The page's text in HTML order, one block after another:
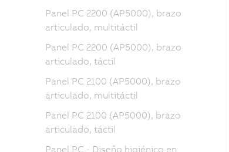
Panel PC 2200 (AP5000), brazo
articulado, multitáctil
Panel PC 2200 (AP5000), brazo
articulado, táctil
Panel PC 2100 (AP5000), brazo
articulado, multitáctil
Panel PC 2100 (AP5000), brazo
articulado, táctil
Panel PC - Diseño higiénico en